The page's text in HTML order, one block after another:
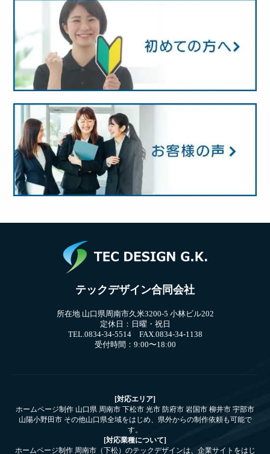
テックデザイン合同会社
所在地 山口県周南市久米3200-5 小林ビル202
定休日：日曜・祝日
TEL.0834-34-5514 FAX.0834-34-1138
受付時間：9:00〜18:00
[対応エリア]
ホームページ制作 山口県 周南市 下松市 光市 防府市 岩国市 柳井市 宇部市
山陽小野田市 その他山口県全域をはじめ、県外からの制作依頼も可能で
す。
[対応業種について]
ホームページ制作 周南市（下松）のテックデザインは、企業サイトをはじ